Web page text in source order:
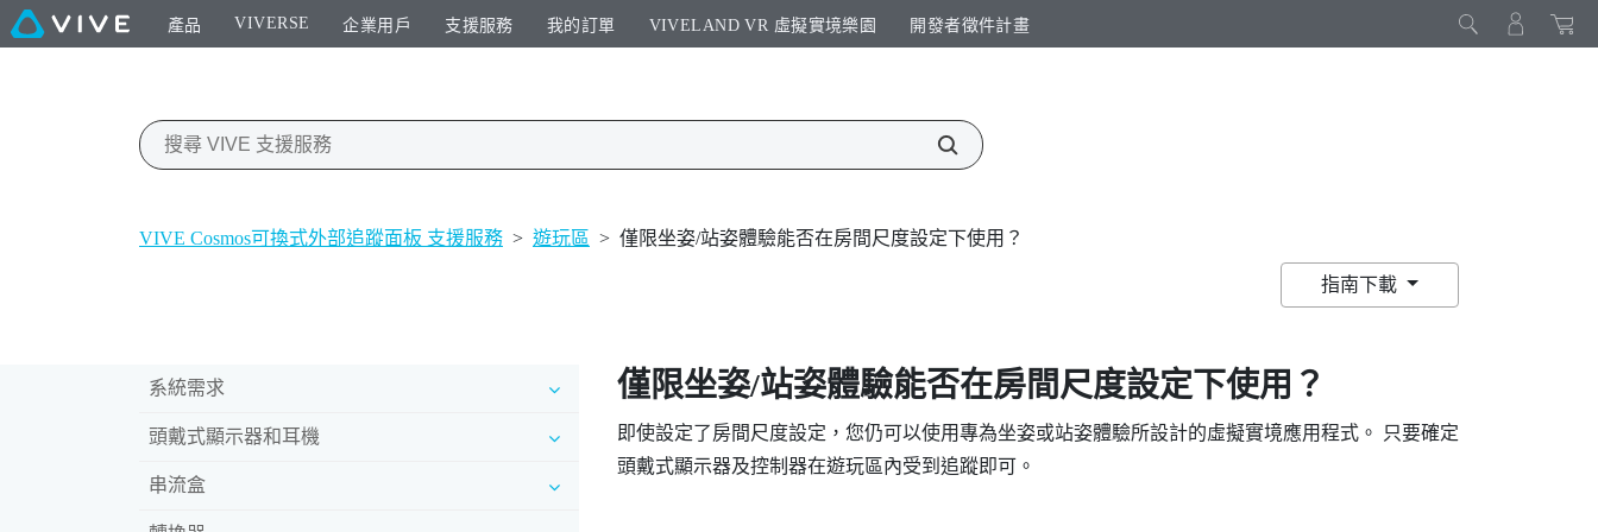
產品 VIVERSE 企業用戶 支援服務 我的訂單 VIVELAND VR 虛擬實境樂園​ 開發者徵件計畫​
VIVE Cosmos可換式外部追蹤面板 支援服務 > 遊玩區 > 僅限坐姿/站姿體驗能否在房間尺度設定下使用？
指南下載
系統需求
頭戴式顯示器和耳機
串流盒
僅限坐姿/站姿體驗能否在房間尺度設定下使用？
即使設定了房間尺度設定，您仍可以使用專為坐姿或站姿體驗所設計的虛擬實境應用程式。 只要確定
頭戴式顯示器及控制器在遊玩區內受到追蹤即可。